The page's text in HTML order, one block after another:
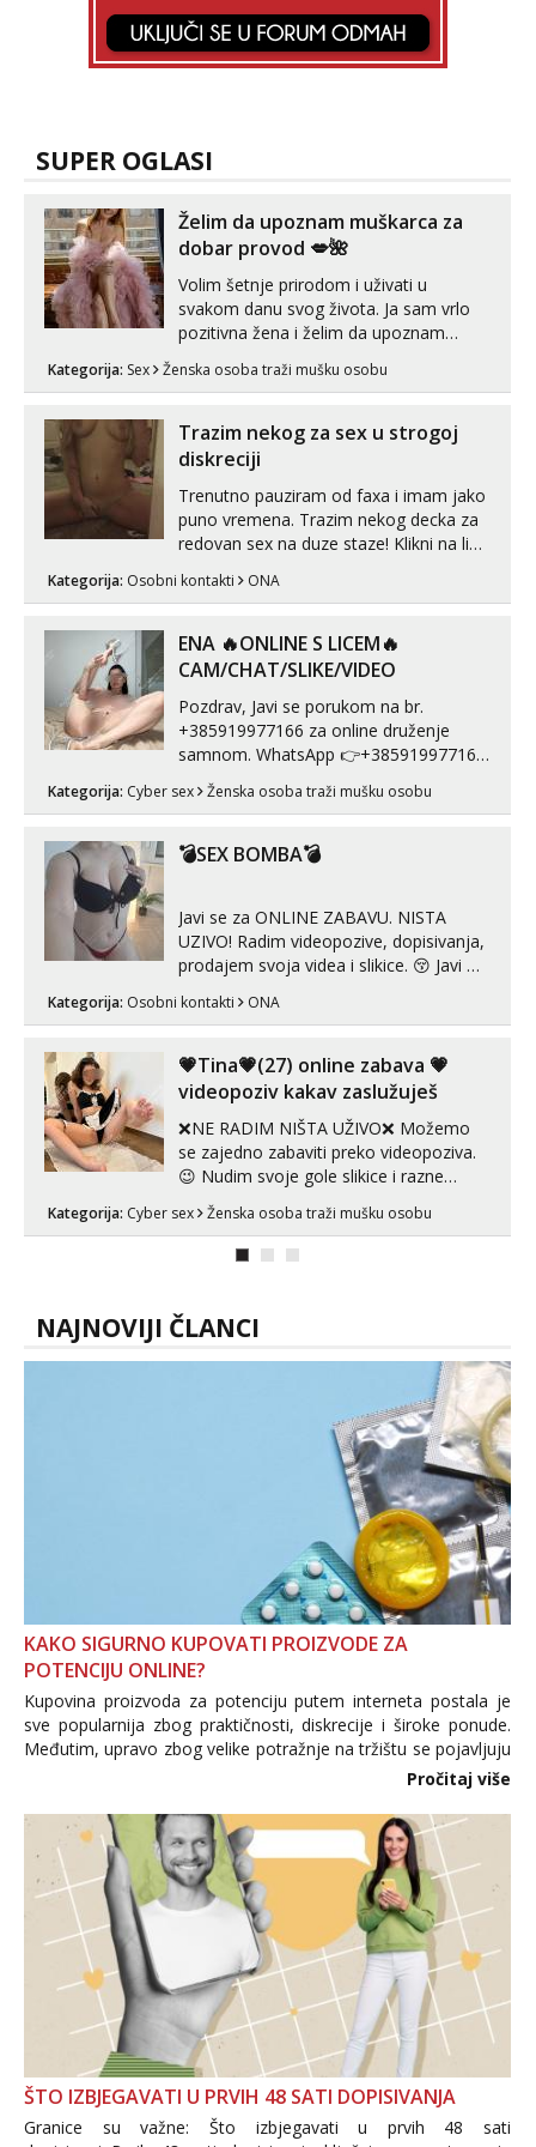
SUPER OGLASI
Želim da upoznam muškarca za
dobar provod 💋🌺
Volim šetnje prirodom i uživati u
svakom danu svog života. Ja sam vrlo
pozitivna žena i želim da upoznam
može i nešto više.💋🌺 Klikni na link
Kategorija: Sex Ženska osoba traži mušku osobu
Trazim nekog za sex u strogoj
diskreciji
Trenutno pauziram od faxa i imam jako
puno vremena. Trazim nekog decka za
redovan sex na duze staze! Klikni na link
Kategorija: Osobni kontakti ONA
ENA 🔥ONLINE S LICEM🔥
CAM/CHAT/SLIKE/VIDEO
Pozdrav, Javi se porukom na br.
+385919977166 za online druženje
samnom. WhatsApp 👉+385919977166
Telegram 👉@enafriedrichkis Radim
videopozive s licem, solo i s partnerom,
kombinacije halteri, haljine, štikle,
Kategorija: Cyber sex Ženska osoba traži mušku osobu
💣SEX BOMBA💣
Javi se za ONLINE ZABAVU. NISTA
UZIVO! Radim videopozive, dopisivanja,
prodajem svoja videa i slikice. 😚 Javi mi
Telegram. +385 91 723 0045
Kategorija: Osobni kontakti ONA
💗Tina💗(27) online zabava 💗
videopoziv kakav zaslužuješ
❌NE RADIM NIŠTA UŽIVO❌ Možemo
se zajedno zabaviti preko videopoziva.
😉 Nudim svoje gole slikice i razne
videouradke. 🤩 Za online zabavu pošalji
poruku na Whatsapp, Telegram ili Viber.
Kategorija: Cyber sex Ženska osoba traži mušku osobu
NAJNOVIJI ČLANCI
KAKO SIGURNO KUPOVATI PROIZVODE ZA
POTENCIJU ONLINE?
Kupovina proizvoda za potenciju putem interneta postala je
sve popularnija zbog praktičnosti, diskrecije i široke ponude.
Međutim, upravo zbog velike potražnje na tržištu se pojavljuju
i brojni krivotvoreni proizvodi, nepouzdane internetske
Pročitaj više
ŠTO IZBJEGAVATI U PRVIH 48 SATI DOPISIVANJA
Granice su važne: Što izbjegavati u prvih 48 sati